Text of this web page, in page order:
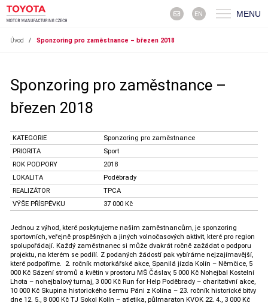
EN MENU
Úvod / Sponzoring pro zaměstnance – březen 2018
Sponzoring pro zaměstnance –
březen 2018
KATEGORIE
Sponzoring pro zaměstnance
PRIORITA
Sport
ROK PODPORY
2018
LOKALITA
Poděbrady
REALIZÁTOR
TPCA
VÝŠE PŘÍSPĚVKU
37 000 Kč
Jednou z výhod, které poskytujeme našim zaměstnancům, je sponzoring
sportovních, veřejně prospěšných a jiných volnočasových aktivit, které pro region
spolupořádají. Každý zaměstnanec si může dvakrát ročně zažádat o podporu
projektu, na kterém se podílí. Z podaných žádostí pak vybíráme nejzajímavější,
které podpoříme. 2. ročník motorkářské akce, Spanilá jízda Kolín – Němčice, 5
000 Kč Sázení stromů a květin v prostoru MŠ Čáslav, 5 000 Kč Nohejbal Kostelní
Lhota – nohejbalový turnaj, 3 000 Kč Run for Help Poděbrady – charitativní akce,
10 000 Kč Skupina historického šermu Páni z Kolína – 23. ročník historické bitvy
dne 12. 5., 8 000 Kč TJ Sokol Kolín – atletika, půlmaraton KVOK 22. 4., 3 000 Kč